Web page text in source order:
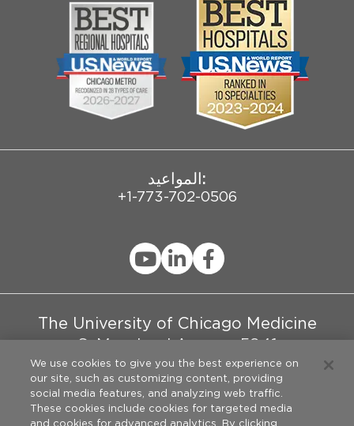
الخدمات الاستشارية العالمية
مركز التعليم العالمي
برامج تعليمية
إحالة المرضى الدوليين
:المواعيد
+1-773-702-0506
The University of Chicago Medicine
5841 S. Maryland Avenue
Chicago, IL 60637 |+1-773-702-0506
We use cookies to give you the best experience on
our site, such as customizing content, providing
social media features, and analyzing web traffic.
These cookies include cookies for targeted media
and cookies for advanced analytics. By clicking